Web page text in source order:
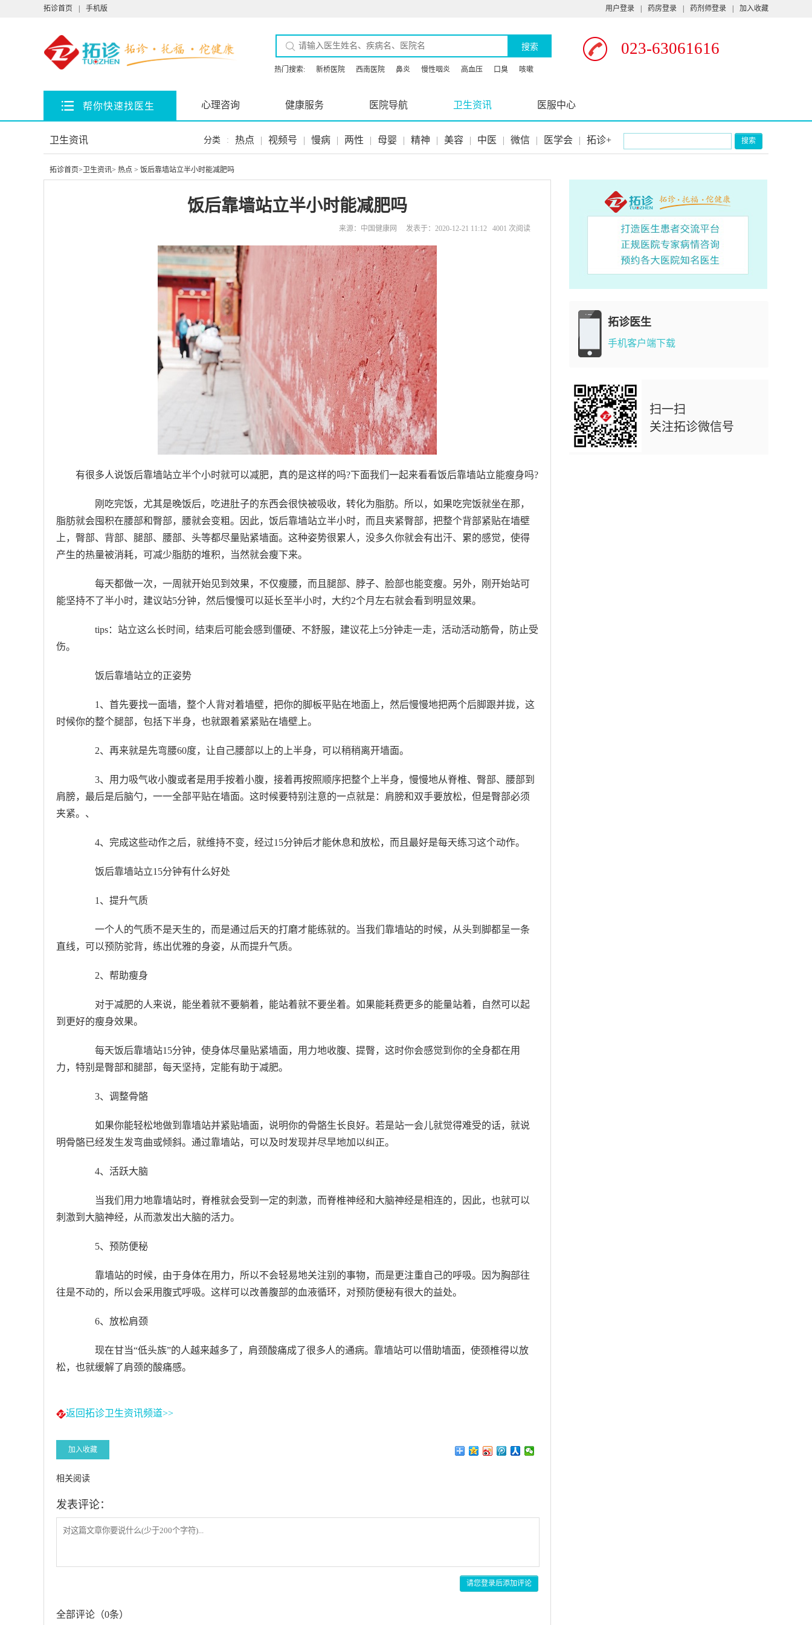
拓诊首页 手机版 用户登录 药房登录 药剂师登录 加入收藏
搜索 023-63061616
热门搜索: 新桥医院 西南医院 鼻炎 慢性咽炎 高血压 口臭 咳嗽
帮你快速找医生 心理咨询 健康服务 医院导航 卫生资讯 医服中心
卫生资讯 分类 : 热点 | 视频号 | 慢病 | 两性 | 母婴 | 精神 | 美容 | 中医 | 微信 | 医学会 | 拓诊+ 搜索
拓诊首页> 卫生资讯> 热点 > 饭后靠墙站立半小时能减肥吗
饭后靠墙站立半小时能减肥吗
来源：中国健康网 发表于：2020-12-21 11:12 4001 次阅读
有很多人说饭后靠墙站立半个小时就可以减肥，真的是这样的吗?下面我们一起来看看饭后靠墙站立能瘦身吗?
刚吃完饭，尤其是晚饭后，吃进肚子的东西会很快被吸收，转化为脂肪。所以，如果吃完饭就坐在那，
脂肪就会囤积在腰部和臀部，腰就会变粗。因此，饭后靠墙站立半小时，而且夹紧臀部，把整个背部紧贴在墙壁
上，臀部、背部、腿部、腰部、头等都尽量贴紧墙面。这种姿势很累人，没多久你就会有出汗、累的感觉，使得
产生的热量被消耗，可减少脂肪的堆积，当然就会瘦下来。
每天都做一次，一周就开始见到效果，不仅瘦腰，而且腿部、脖子、脸部也能变瘦。另外，刚开始站可
能坚持不了半小时，建议站5分钟，然后慢慢可以延长至半小时，大约2个月左右就会看到明显效果。
tips：站立这么长时间，结束后可能会感到僵硬、不舒服，建议花上5分钟走一走，活动活动筋骨，防止受
伤。
饭后靠墙站立的正姿势
1、首先要找一面墙，整个人背对着墙壁，把你的脚板平贴在地面上，然后慢慢地把两个后脚跟并拢，这
时候你的整个腿部，包括下半身，也就跟着紧紧贴在墙壁上。
2、再来就是先弯腰60度，让自己腰部以上的上半身，可以稍稍离开墙面。
3、用力吸气收小腹或者是用手按着小腹，接着再按照顺序把整个上半身，慢慢地从脊椎、臀部、腰部到
肩膀，最后是后脑勺，一一全部平贴在墙面。这时候要特别注意的一点就是：肩膀和双手要放松，但是臀部必须
夹紧。、
4、完成这些动作之后，就维持不变，经过15分钟后才能休息和放松，而且最好是每天练习这个动作。
饭后靠墙站立15分钟有什么好处
1、提升气质
一个人的气质不是天生的，而是通过后天的打磨才能练就的。当我们靠墙站的时候，从头到脚都呈一条
直线，可以预防驼背，练出优雅的身姿，从而提升气质。
2、帮助瘦身
对于减肥的人来说，能坐着就不要躺着，能站着就不要坐着。如果能耗费更多的能量站着，自然可以起
到更好的瘦身效果。
每天饭后靠墙站15分钟，使身体尽量贴紧墙面，用力地收腹、提臀，这时你会感觉到你的全身都在用
力，特别是臀部和腿部，每天坚持，定能有助于减肥。
3、调整骨骼
如果你能轻松地做到靠墙站并紧贴墙面，说明你的骨骼生长良好。若是站一会儿就觉得难受的话，就说
明骨骼已经发生发弯曲或倾斜。通过靠墙站，可以及时发现并尽早地加以纠正。
4、活跃大脑
当我们用力地靠墙站时，脊椎就会受到一定的刺激，而脊椎神经和大脑神经是相连的，因此，也就可以
刺激到大脑神经，从而激发出大脑的活力。
5、预防便秘
靠墙站的时候，由于身体在用力，所以不会轻易地关注别的事物，而是更注重自己的呼吸。因为胸部往
往是不动的，所以会采用腹式呼吸。这样可以改善腹部的血液循环，对预防便秘有很大的益处。
6、放松肩颈
现在甘当“低头族”的人越来越多了，肩颈酸痛成了很多人的通病。靠墙站可以借助墙面，使颈椎得以放
松，也就缓解了肩颈的酸痛感。
返回拓诊卫生资讯频道>>
加入收藏
相关阅读
发表评论：
请您登录后添加评论
全部评论（0条）
拓诊医生
手机客户端下载
扫一扫
关注拓诊微信号